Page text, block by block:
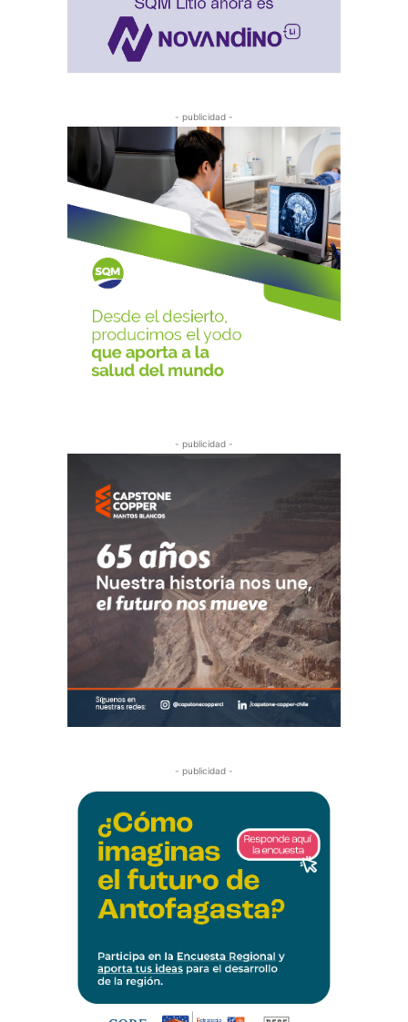
- publicidad -
- publicidad -
- publicidad -